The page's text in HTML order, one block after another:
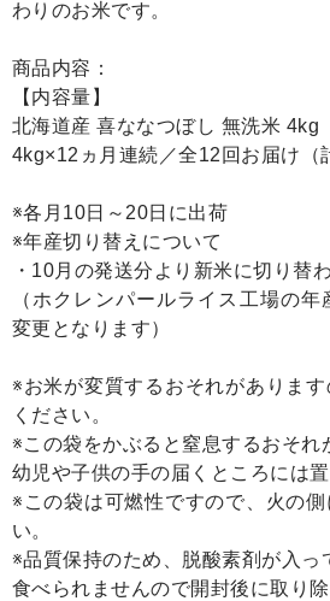
わりのお米です。
商品内容：
【内容量】
北海道産 喜ななつぼし 無洗米 4kg
4kg×12ヵ月連続／全12回お届け（
※各月10日～20日に出荷
※年産切り替えについて
・10月の発送分より新米に切り替
（ホクレンパールライス工場の
変更となります）
※お米が変質するおそれがありま
ください。
※この袋をかぶると窒息するおそれ
幼児や子供の手の届くところには
※この袋は可燃性ですので、火の
い。
※品質保持のため、脱酸素剤が入っ
食べられませんので開封後に取り除